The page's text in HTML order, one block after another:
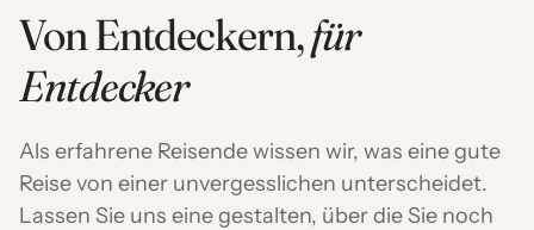
Von Entdeckern,für
Entdecker
Als erfahrene Reisende wissen wir, was eine gute
Reise von einer unvergesslichen unterscheidet.
Lassen Sie uns eine gestalten, über die Sie noch